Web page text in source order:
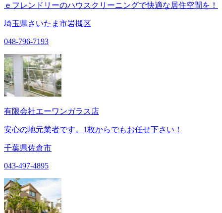
ｅフレンドリーのハウスクリーニングで快適な居住空間を！
埼玉県さいたま市岩槻区
048-796-7193
有限会社エーワンガラス店
安心の地元業者です。1枚からでもお任せ下さい！
千葉県佐倉市
043-497-4895